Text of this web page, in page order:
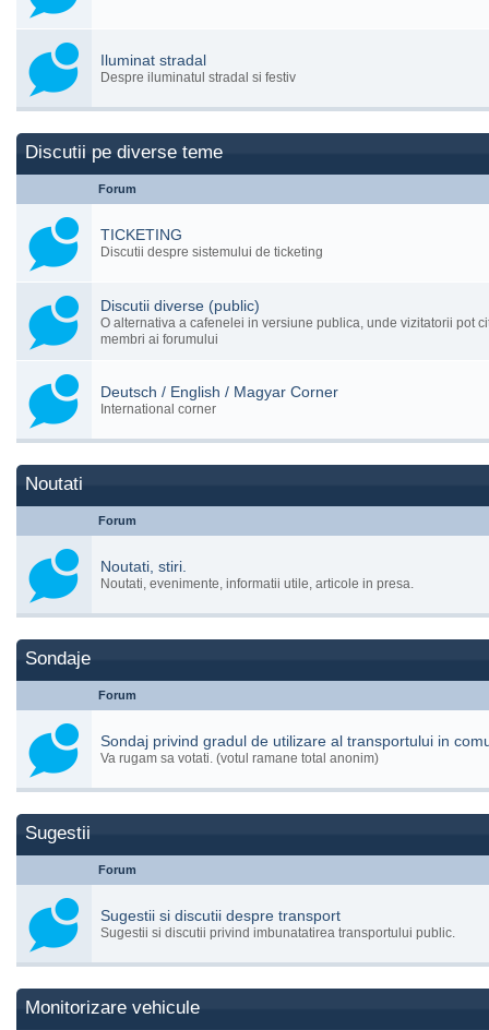
Iluminat stradal
Despre iluminatul stradal si festiv
Discutii pe diverse teme
Forum
TICKETING
Discutii despre sistemului de ticketing
Discutii diverse (public)
O alternativa a cafenelei in versiune publica, unde vizitatorii pot
membri ai forumului
Deutsch / English / Magyar Corner
International corner
Noutati
Forum
Noutati, stiri.
Noutati, evenimente, informatii utile, articole in presa.
Sondaje
Forum
Sondaj privind gradul de utilizare al transportului in
Va rugam sa votati. (votul ramane total anonim)
Sugestii
Forum
Sugestii si discutii despre transport
Sugestii si discutii privind imbunatatirea transportului public.
Monitorizare vehicule